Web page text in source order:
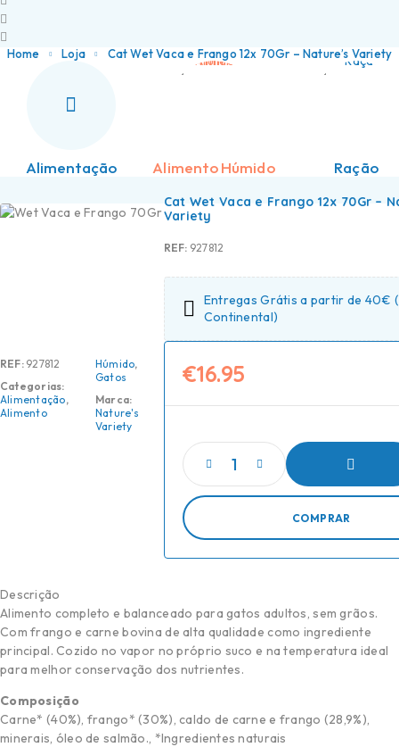
Home Loja Cat Wet Vaca e Frango 12x 70Gr – Nature’s Variety
Alimentação Alimento Húmido Ração
REF: 927812
Categorias:
Alimentação,
Alimento
Húmido,
Gatos
Marca:
Nature's
Variety
Cat Wet Vaca e Frango 12x 70Gr –
Variety
REF: 927812
Entregas Grátis a partir de 40€
Continental)
€16.95
COMPRAR
Descrição
Alimento completo e balanceado para gatos adultos, sem grãos.
Com frango e carne bovina de alta qualidade como ingrediente
principal. Cozido no vapor no próprio suco e na temperatura ideal
para melhor conservação dos nutrientes.
Composição
Carne* (40%), frango* (30%), caldo de carne e frango (28,9%),
minerais, óleo de salmão., *Ingredientes naturais